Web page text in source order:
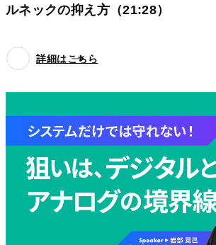
ルネックの抑え方（21:28）
詳細はこちら